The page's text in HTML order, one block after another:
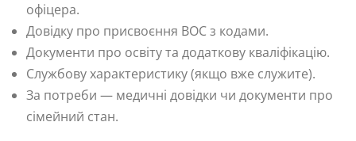
офіцера.
Довідку про присвоєння ВОС з кодами.
Документи про освіту та додаткову кваліфікацію.
Службову характеристику (якщо вже служите).
За потреби — медичні довідки чи документи про
сімейний стан.